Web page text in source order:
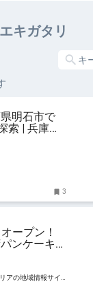
エキガタリ
明石市で
索 | 兵庫県 |
3
ープン！
ンケーキ専
アの地域情報サイ